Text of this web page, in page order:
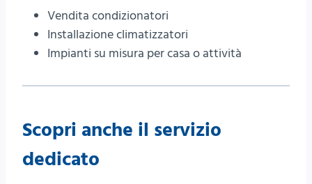
Vendita condizionatori
Installazione climatizzatori
Impianti su misura per casa o attività
Scopri anche il servizio
dedicato